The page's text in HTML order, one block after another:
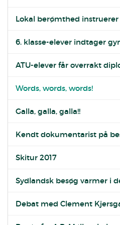
Lokal berømthed instruerer
6. klasse-elever indtager
ATU-elever får overrakt
Words, words, words!
Galla, galla, galla!!
Kendt dokumentarist på
Skitur 2017
Sydlandsk besøg varmer i
Debat med Clement